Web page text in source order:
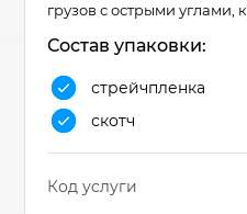
грузов с острыми углами,
Состав упаковки:
стрейчпленка
скотч
Код услуги